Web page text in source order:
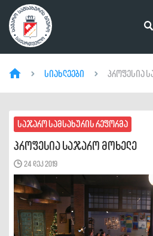
სიახლეები პროფესია
საჯარო სამსახურის რეფორმა
პროფესია საჯარო მოხელე
24 დეკ 2019